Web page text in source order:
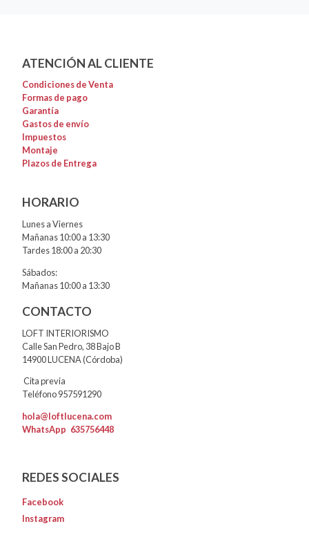
ATENCIÓN AL CLIENTE
Condiciones de Venta
Formas de pago
Garantía
Gastos de envío
Impuestos
Montaje
Plazos de Entrega
HORARIO
Lunes a Viernes
Mañanas 10:00 a 13:30
Tardes 18:00 a 20:30
Sábados:
Mañanas 10:00 a 13:30
CONTACTO
LOFT INTERIORISMO
Calle San Pedro, 38 Bajo B
14900 LUCENA (Córdoba)
Cita previa
Teléfono 957591290
hola@loftlucena.com
WhatsApp 635756448
REDES SOCIALES
Facebook
Instagram